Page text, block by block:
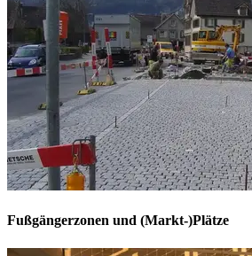
Fußgängerzonen und (Markt-)Plätze